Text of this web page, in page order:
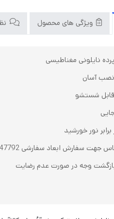
ویژگی های محصول
پرده نایلونی مغناطیسی
نصب آسان
قابل شستشو
نور خورشید
جهت سفارش ابعاد سفارشی 09162847792
وجه در صورت عدم رضایت